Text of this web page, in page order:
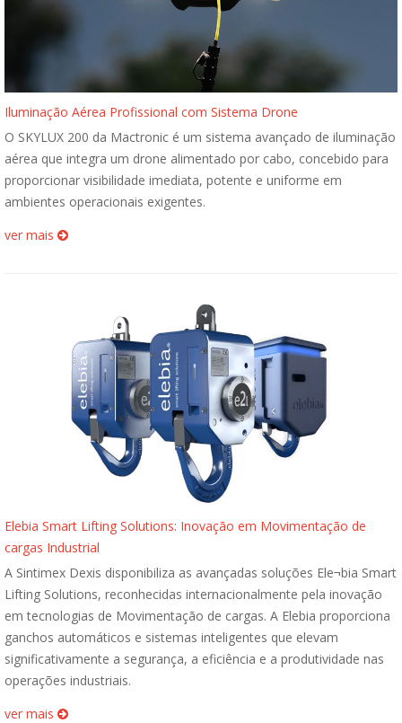
Iluminação Aérea Profissional com Sistema Drone
O SKYLUX 200 da Mactronic é um sistema avançado de iluminação
aérea que integra um drone alimentado por cabo, concebido para
proporcionar visibilidade imediata, potente e uniforme em
ambientes operacionais exigentes.
ver mais
Elebia Smart Lifting Solutions: Inovação em Movimentação de
cargas Industrial
A Sintimex Dexis disponibiliza as avançadas soluções Ele¬bia Smart
Lifting Solutions, reconhecidas internacionalmente pela inovação
em tecnologias de Movimentação de cargas. A Elebia proporciona
ganchos automáticos e sistemas inteligentes que elevam
significativamente a segurança, a eficiência e a produtividade nas
operações industriais.
ver mais